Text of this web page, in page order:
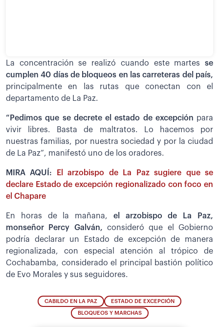
La concentración se realizó cuando este martes se
cumplen 40 días de bloqueos en las carreteras del país,
principalmente en las rutas que conectan con el
departamento de La Paz.
“Pedimos que se decrete el estado de excepción para
vivir libres. Basta de maltratos. Lo hacemos por
nuestras familias, por nuestra sociedad y por la ciudad
de La Paz”, manifestó uno de los oradores.
MIRA AQUÍ:
El arzobispo de La Paz sugiere que se
declare Estado de excepción regionalizado con foco en
el Chapare
En horas de la mañana, el arzobispo de La Paz,
monseñor Percy Galván, consideró que el Gobierno
podría declarar un Estado de excepción de manera
regionalizada, con especial atención al trópico de
Cochabamba, considerado el principal bastión político
de Evo Morales y sus seguidores.
CABILDO EN LA PAZ ESTADO DE EXCEPCIÓN
BLOQUEOS Y MARCHAS